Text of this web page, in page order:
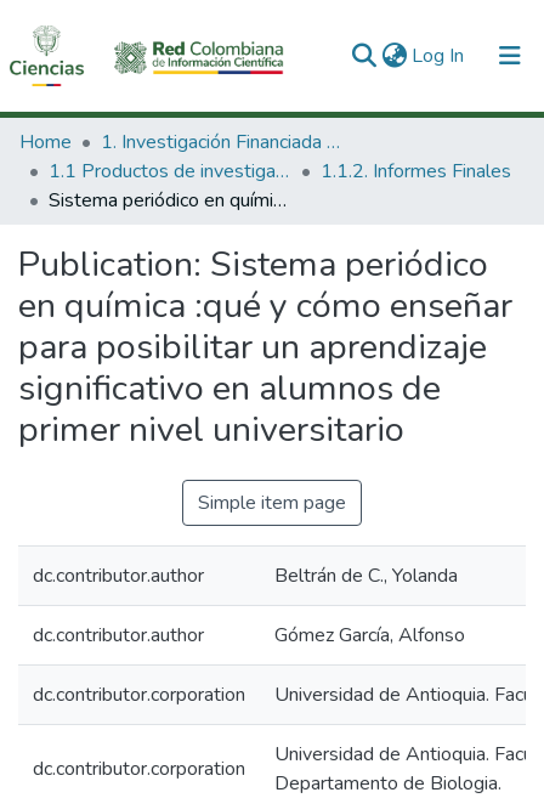
Log In (current)
Communities & Collections
All of DSpace
Home
1. Investigación Financiada con Recursos Públicos
1.1 Productos de investigación
1.1.2. Informes Finales
Sistema periódico en química :qué y cómo enseñar para posibilitar un aprendizaje significativo en alumnos de primer nivel universitario
Publication: Sistema periódico
en química :qué y cómo enseñar
para posibilitar un aprendizaje
significativo en alumnos de
primer nivel universitario
Simple item page
dc.contributor.author Beltrán de C., Yolanda
dc.contributor.author Gómez García, Alfonso
dc.contributor.corporation Universidad de Antioquia.
dc.contributor.corporation
Universidad de Antioquia.
Departamento de Biologia.